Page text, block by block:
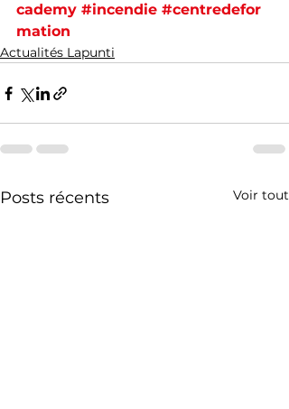
cademy #incendie #centredefor
mation
Actualités Lapunti
Posts récents Voir tout